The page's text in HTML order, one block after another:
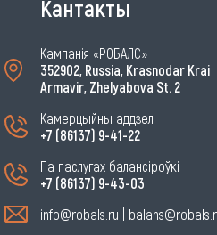
Кантакты
Кампанія «РОБАЛС»
352902, Russia, Krasnodar Krai
Armavir, Zhelyabova St. 2
Камерцыйны аддзел
+7 (86137) 9-41-22
Па паслугах балансіроўкі
+7 (86137) 9-43-03
info@robals.ru